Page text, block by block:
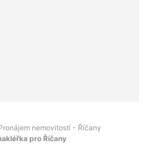
nemovitostí - Říčany
pro Říčany